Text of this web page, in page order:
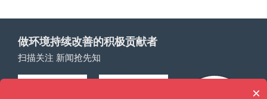
做环境持续改善的积极贡献者
扫描关注 新闻抢先知
×